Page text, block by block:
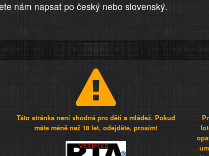
nám napsat po český nebo slovenský.
Táto stránka není vhodná pro děti a mládež. Pokud
máte méně než 18 let, odejděte, prosím!